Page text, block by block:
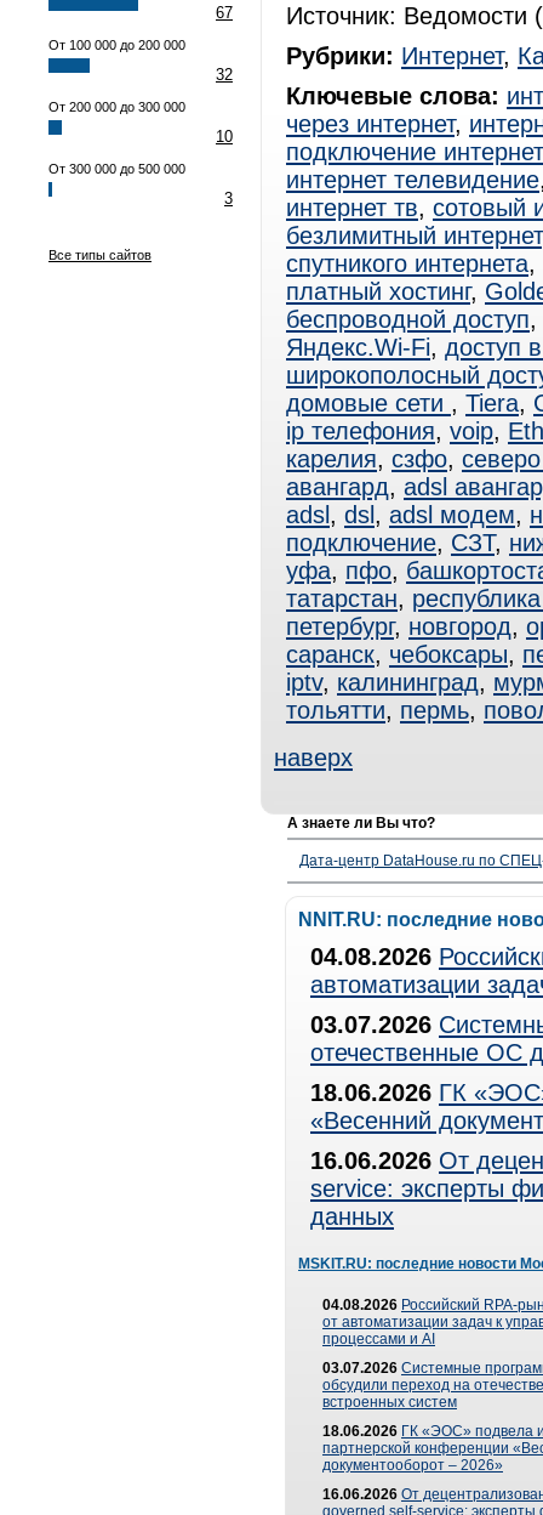
67
От 100 000 до 200 000
32
От 200 000 до 300 000
10
От 300 000 до 500 000
3
Все типы сайтов
Источник: Ведомости (
Рубрики: Интернет,
Ключевые слова:
через интернет,
подключение
интернет телевидение
интернет тв, сотовый
безлимитный интернет
спутникого интернета,
платный хостинг,
беспроводной доступ,
Яндекс.Wi-Fi, доступ
широкополосный
домовые сети , Tiera,
ip телефония, voip,
карелия, сзфо,
авангард, adsl
adsl , dsl , adsl модем,
подключение, СЗТ,
уфа, пфо,
татарстан,
петербург, новгород,
саранск, чебоксары,
iptv, калининград,
тольятти, пермь,
наверх
А знаете ли Вы что?
Дата-центр DataHouse.ru по
NNIT.RU: последние
04.08.2026
автоматизации
03.07.2026
отечественные ОС
18.06.2026 ГК
«Весенний
16.06.2026 От
service: эксперты
данных
MSKIT.RU: последние новости
04.08.2026 Российский RPA-
от автоматизации задач к
процессами и AI
03.07.2026 Системные
обсудили переход на
встроенных систем
18.06.2026 ГК «ЭОС» подвела
партнерской конференции
документооборот – 2026»
16.06.2026 От
governed self-service: эксперты